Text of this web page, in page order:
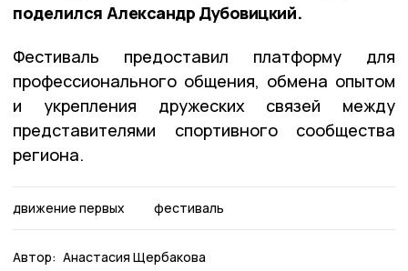
поделился Александр Дубовицкий.
Фестиваль предоставил платформу для
профессионального общения, обмена опытом
и укрепления дружеских связей между
представителями спортивного сообщества
региона.
движение первых фестиваль
Автор: Анастасия Щербакова